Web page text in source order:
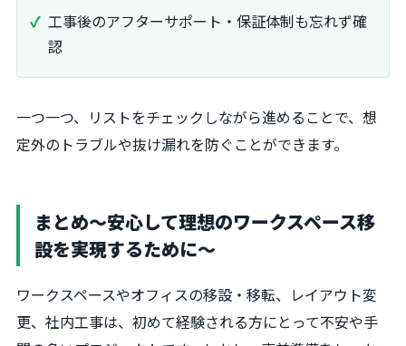
工事後のアフターサポート・保証体制も忘れず確
認
一つ一つ、リストをチェックしながら進めることで、想
定外のトラブルや抜け漏れを防ぐことができます。
まとめ〜安心して理想のワークスペース移
設を実現するために〜
ワークスペースやオフィスの移設・移転、レイアウト変
更、社内工事は、初めて経験される方にとって不安や手